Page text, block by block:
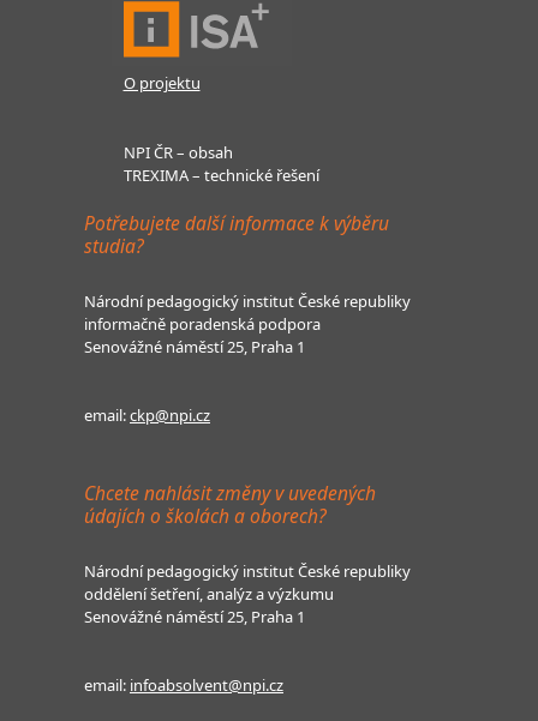
O projektu
NPI ČR – obsah
TREXIMA – technické řešení
Potřebujete další informace k výběru
studia?
Národní pedagogický institut České republiky
informačně poradenská podpora
Senovážné náměstí 25, Praha 1
email:ckp@npi.cz
Chcete nahlásit změny v uvedených
údajích o školách a oborech?
Národní pedagogický institut České republiky
oddělení šetření, analýz a výzkumu
Senovážné náměstí 25, Praha 1
email: infoabsolvent@npi.cz